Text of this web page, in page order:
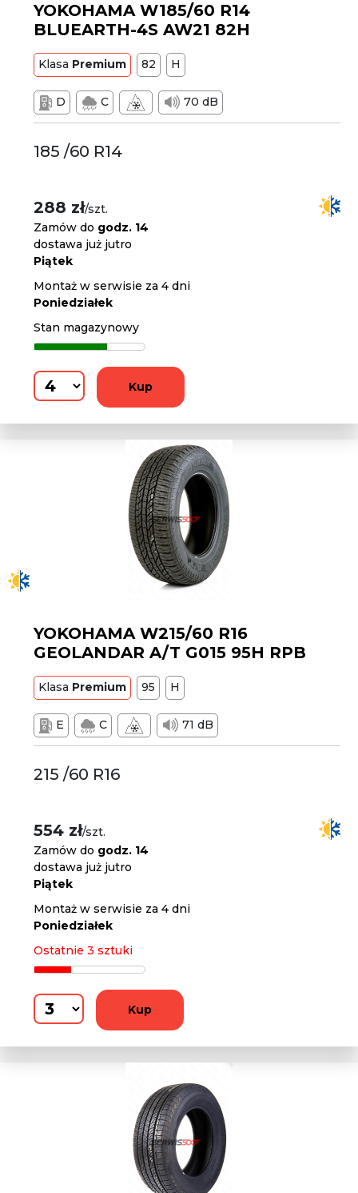
YOKOHAMA W185/60 R14
BLUEARTH-4S AW21 82H
Klasa Premium 82 H
D C 70 dB
185 /60 R14
288 zł/szt.
Zamów do godz. 14
dostawa już jutro
Piątek
Montaż w serwisie za 4 dni
Poniedziałek
Stan magazynowy
Kup
YOKOHAMA W215/60 R16
GEOLANDAR A/T G015 95H RPB
Klasa Premium 95 H
E C 71 dB
215 /60 R16
554 zł/szt.
Zamów do godz. 14
dostawa już jutro
Piątek
Montaż w serwisie za 4 dni
Poniedziałek
Ostatnie 3 sztuki
Kup